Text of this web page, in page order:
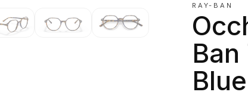
RAY-BAN